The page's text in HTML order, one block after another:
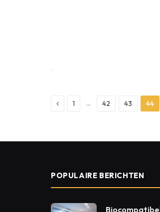
Previous
1 … 42 43 44
POPULAIRE BERICHTEN